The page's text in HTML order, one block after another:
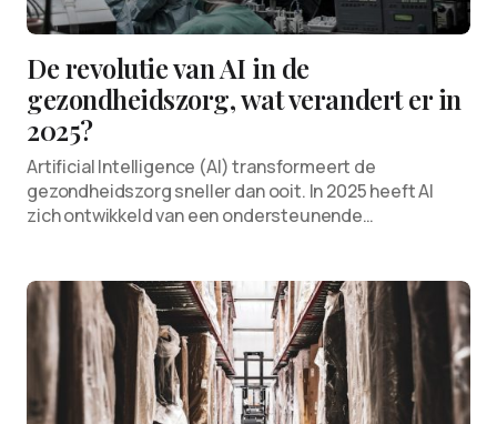
De revolutie van AI in de
gezondheidszorg, wat verandert er in
2025?
Artificial Intelligence (AI) transformeert de
gezondheidszorg sneller dan ooit. In 2025 heeft AI
zich ontwikkeld van een ondersteunende…